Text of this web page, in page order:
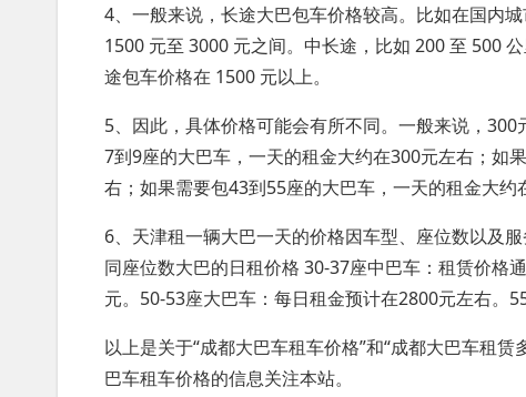
4、一般来说，长途大巴包车价格较高。比如在国内
1500 元至 3000 元之间。中长途，比如 200 至 500
途包车价格在 1500 元以上。
5、因此，具体价格可能会有所不同。一般来说，
7到9座的大巴车，一天的租金大约在300元左右；如
右；如果需要包43到55座的大巴车，一天的租金大约
6、天津租一辆大巴一天的价格因车型、座位数以及
同座位数大巴的日租价格 30-37座中巴车：租赁价格
元。50-53座大巴车：每日租金预计在2800元左右。
以上是关于“成都大巴车租车价格”和“成都大巴车租
巴车租车价格的信息关注本站。